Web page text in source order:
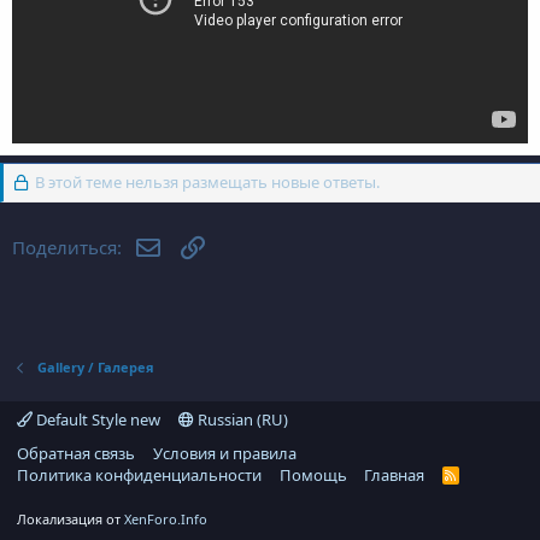
В этой теме нельзя размещать новые ответы.
Поделиться: Электронная почта
Gallery / Галерея
Default Style new
Russian (RU)
Обратная связь
Условия и правила
Политика конфиденциальности
Помощь Главная
R
Локализация от XenForo.Info